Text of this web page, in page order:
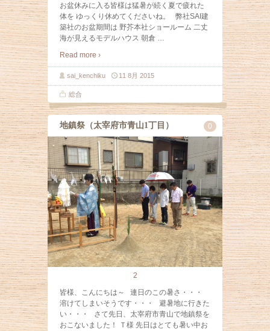
お盆休みに入る皆様は猛暑が続く夏で疲れた
体を ゆっくり休めてくださいね。 弊社SAI建
築社のお盆期間は 野芥本社ショールーム 二丈
海が見えるモデルハウス 朝倉 …
Read more ›
sai_kenchiku 11 8月 2015
総合
地鎮祭（太宰府市青山1丁目） 0
2
皆様、こんにちは～ 連日のこの暑さ・・・
溶けてしまいそうです・・・ 避暑地に行きた
い・・・ さて先日、太宰府市青山で地鎮祭を
おこないました！ Ｔ様 先日はとても暑い中お